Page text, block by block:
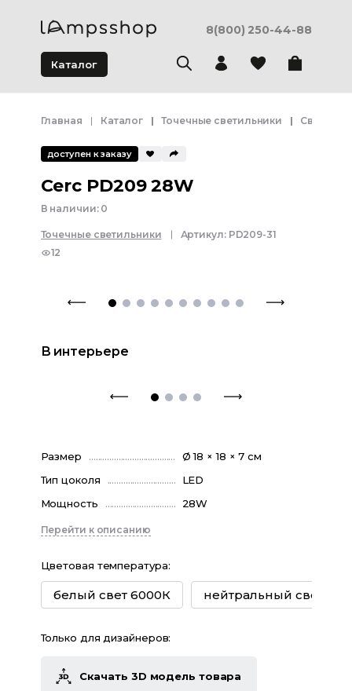
8(800) 250-44-88
Каталог
Главная Каталог Точечные светильники
доступен к заказу
Cerc PD209 28W
В наличии: 0
Точечные светильники Артикул: PD209-31
12
В интерьере
Размер
Ø 18 × 18 × 7 см
Тип цоколя
LED
Мощность
28W
Перейти к описанию
Цветовая температура:
белый свет 6000К нейтральный свет
Только для дизайнеров:
Скачать 3D модель товара